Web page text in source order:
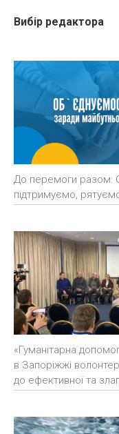
Вибір редактора
До перемоги разом:
підтримуємо,
«Гуманітарна
в Запоріжжі
до ефективної та